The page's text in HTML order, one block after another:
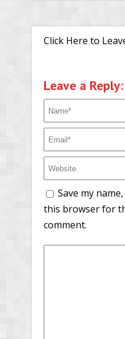
Click Here to
Leave a Reply:
Save my
this browser for
comment.